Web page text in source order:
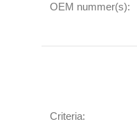
OEM nummer(s):
Criteria: